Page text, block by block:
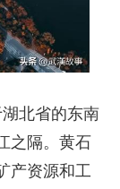
北省的东南
之隔。黄石
产资源和工